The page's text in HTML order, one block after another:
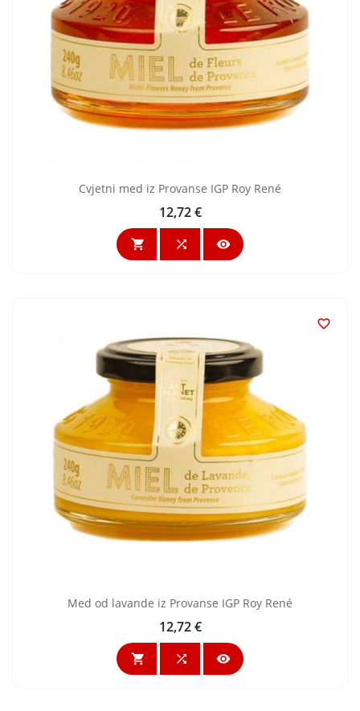
Cvjetni med iz Provanse IGP Roy René
Cijena
12,72 €
  

Med od lavande iz Provanse IGP Roy René
Cijena
12,72 €
  